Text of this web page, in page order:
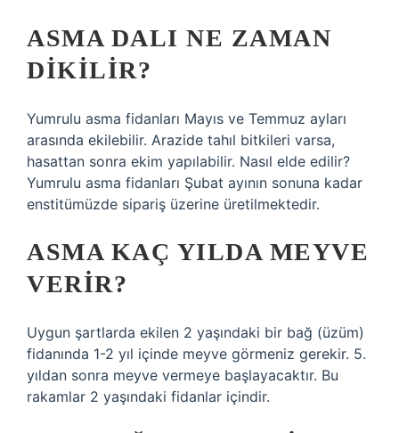
ASMA DALI NE ZAMAN
DIKILIR?
Yumrulu asma fidanları Mayıs ve Temmuz ayları
arasında ekilebilir. Arazide tahıl bitkileri varsa,
hasattan sonra ekim yapılabilir. Nasıl elde edilir?
Yumrulu asma fidanları Şubat ayının sonuna kadar
enstitümüzde sipariş üzerine üretilmektedir.
ASMA KAÇ YILDA MEYVE
VERIR?
Uygun şartlarda ekilen 2 yaşındaki bir bağ (üzüm)
fidanında 1-2 yıl içinde meyve görmeniz gerekir. 5.
yıldan sonra meyve vermeye başlayacaktır. Bu
rakamlar 2 yaşındaki fidanlar içindir.